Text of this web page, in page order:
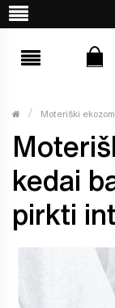
Moteriški
kedai
pirkti